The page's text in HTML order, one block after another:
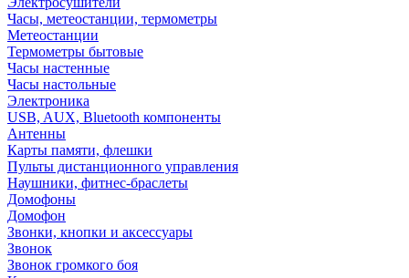
Часы, метеостанции, термометры
Метеостанции
Термометры бытовые
Часы настенные
Часы настольные
Электроника
USB, AUX, Bluetooth компоненты
Антенны
Карты памяти, флешки
Пульты дистанционного управления
Наушники, фитнес-браслеты
Домофоны
Домофон
Звонки, кнопки и аксессуары
Звонок
Звонок громкого боя